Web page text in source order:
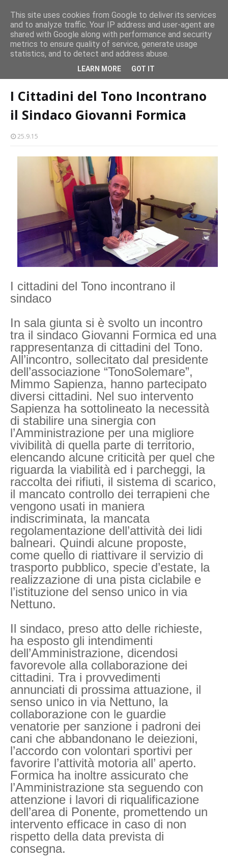
Milazzo 28ª Sagra del Pesce a Vaccarella: il programma
EVENTI
tono-milazzo I Cittadini del Tono Incontrano il Sindaco
I Cittadini del Tono Incontrano
il Sindaco Giovanni Formica
25.9.15
I cittadini del Tono incontrano il
sindaco
In sala giunta si è svolto un incontro
tra il sindaco Giovanni Formica ed una
rappresentanza di cittadini del Tono.
All’incontro, sollecitato dal presidente
dell’associazione “TonoSolemare”,
Mimmo Sapienza, hanno partecipato
diversi cittadini. Nel suo intervento
Sapienza ha sottolineato la necessità
di stabilire una sinergia con
l’Amministrazione per una migliore
vivibilità di quella parte di territorio,
elencando alcune criticità per quel che
riguarda la viabilità ed i parcheggi, la
raccolta dei rifiuti, il sistema di scarico,
il mancato controllo dei terrapieni che
vengono usati in maniera
indiscriminata, la mancata
regolamentazione dell’attività dei lidi
balneari. Quindi alcune proposte,
come quello di riattivare il servizio di
trasporto pubblico, specie d’estate, la
realizzazione di una pista ciclabile e
l’istituzione del senso unico in via
Nettuno.
Il sindaco, preso atto delle richieste,
ha esposto gli intendimenti
dell’Amministrazione, dicendosi
favorevole alla collaborazione dei
cittadini. Tra i provvedimenti
annunciati di prossima attuazione, il
senso unico in via Nettuno, la
collaborazione con le guardie
venatorie per sanzione i padroni dei
cani che abbandonano le deiezioni,
l’accordo con volontari sportivi per
favorire l’attività motoria all’ aperto.
Formica ha inoltre assicurato che
l’Amministrazione sta seguendo con
attenzione i lavori di riqualificazione
dell’area di Ponente, promettendo un
intervento efficace in caso di non
rispetto della data prevista di
consegna.
This site uses cookies from Google to deliver its services
and to analyze traffic. Your IP address and user-agent are
shared with Google along with performance and security
metrics to ensure quality of service, generate usage
statistics, and to detect and address abuse.
LEARN MORE GOT IT